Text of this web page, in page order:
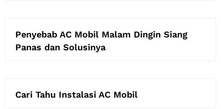
Penyebab AC Mobil Malam Dingin Siang
Panas dan Solusinya
Cari Tahu Instalasi AC Mobil